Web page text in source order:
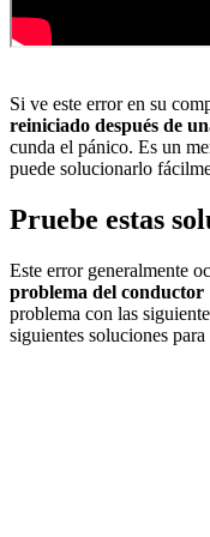
Si ve este error en su
reiniciado después de
cunda el pánico. Es un
puede solucionarlo
Pruebe estas
Este error generalmente
problema del conductor
problema con las
siguientes soluciones